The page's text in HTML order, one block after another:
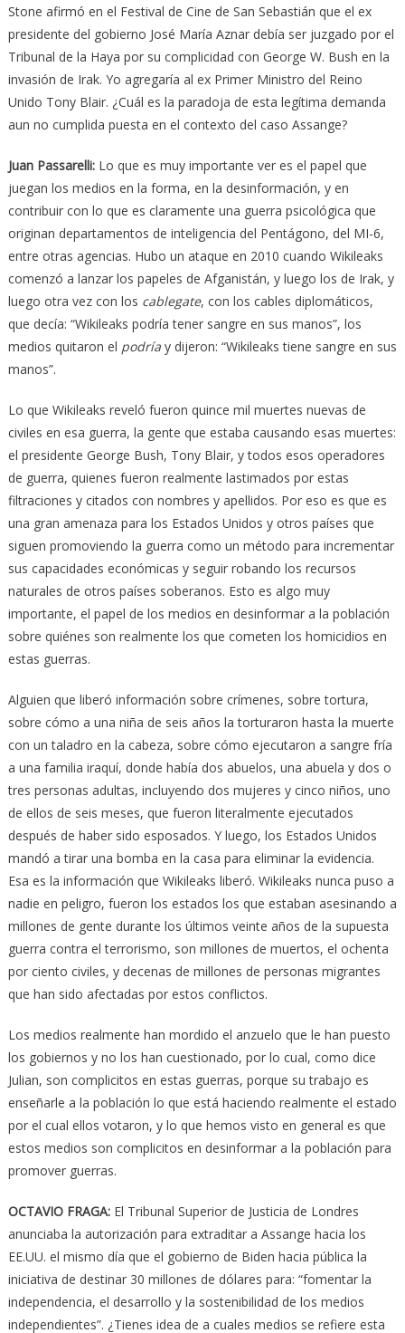
Stone afirmó en el Festival de Cine de San Sebastián que el ex
presidente del gobierno José María Aznar debía ser juzgado por el
Tribunal de la Haya por su complicidad con George W. Bush en la
invasión de Irak. Yo agregaría al ex Primer Ministro del Reino
Unido Tony Blair. ¿Cuál es la paradoja de esta legítima demanda
aun no cumplida puesta en el contexto del caso Assange?
Juan Passarelli:Lo que es muy importante ver es el papel que
juegan los medios en la forma, en la desinformación, y en
contribuir con lo que es claramente una guerra psicológica que
originan departamentos de inteligencia del Pentágono, del MI-6,
entre otras agencias. Hubo un ataque en 2010 cuando Wikileaks
comenzó a lanzar los papeles de Afganistán, y luego los de Irak, y
luego otra vez con los cablegate, con los cables diplomáticos,
que decía: “Wikileaks podría tener sangre en sus manos”, los
medios quitaron el podríay dijeron: “Wikileaks tiene sangre en sus
manos”.
Lo que Wikileaks reveló fueron quince mil muertes nuevas de
civiles en esa guerra, la gente que estaba causando esas muertes:
el presidente George Bush, Tony Blair, y todos esos operadores
de guerra, quienes fueron realmente lastimados por estas
filtraciones y citados con nombres y apellidos. Por eso es que es
una gran amenaza para los Estados Unidos y otros países que
siguen promoviendo la guerra como un método para incrementar
sus capacidades económicas y seguir robando los recursos
naturales de otros países soberanos. Esto es algo muy
importante, el papel de los medios en desinformar a la población
sobre quiénes son realmente los que cometen los homicidios en
estas guerras.
Alguien que liberó información sobre crímenes, sobre tortura,
sobre cómo a una niña de seis años la torturaron hasta la muerte
con un taladro en la cabeza, sobre cómo ejecutaron a sangre fría
a una familia iraquí, donde había dos abuelos, una abuela y dos o
tres personas adultas, incluyendo dos mujeres y cinco niños, uno
de ellos de seis meses, que fueron literalmente ejecutados
después de haber sido esposados. Y luego, los Estados Unidos
mandó a tirar una bomba en la casa para eliminar la evidencia.
Esa es la información que Wikileaks liberó. Wikileaks nunca puso a
nadie en peligro, fueron los estados los que estaban asesinando a
millones de gente durante los últimos veinte años de la supuesta
guerra contra el terrorismo, son millones de muertos, el ochenta
por ciento civiles, y decenas de millones de personas migrantes
que han sido afectadas por estos conflictos.
Los medios realmente han mordido el anzuelo que le han puesto
los gobiernos y no los han cuestionado, por lo cual, como dice
Julian, son complicitos en estas guerras, porque su trabajo es
enseñarle a la población lo que está haciendo realmente el estado
por el cual ellos votaron, y lo que hemos visto en general es que
estos medios son complicitos en desinformar a la población para
promover guerras.
OCTAVIO FRAGA:El Tribunal Superior de Justicia de Londres
anunciaba la autorización para extraditar a Assange hacia los
EE.UU. el mismo día que el gobierno de Biden hacia pública la
iniciativa de destinar 30 millones de dólares para: “fomentar la
independencia, el desarrollo y la sostenibilidad de los medios
independientes”. ¿Tienes idea de a cuales medios se refiere esta